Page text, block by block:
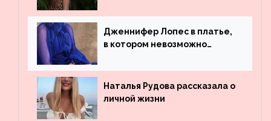
Дженнифер Лопес в платье,
в котором невозможно
Наталья Рудова рассказала о
личной жизни